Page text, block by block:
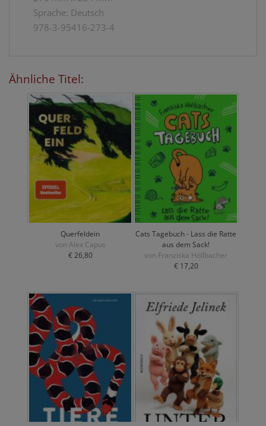
Sprache: Deutsch
978-3-95416-273-4
Ähnliche Titel:
Querfeldein
von Alex Capus
€ 26,80
Cats Tagebuch - Lass die Ratte
aus dem Sack!
von Franziska Höllbacher
€ 17,20